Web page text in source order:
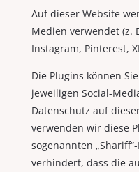
Auf dieser Website
Medien verwendet (z.
Instagram, Pinterest,
Die Plugins können
jeweiligen Social-
Datenschutz auf
verwenden wir diese
sogenannten
verhindert, dass die